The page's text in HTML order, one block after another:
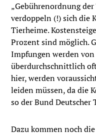
„Gebührenordnung
verdoppeln (!) sich die
Tierheime.
Prozent sind möglich.
Impfungen werden
überdurchschnittlich
hier, werden
leiden müssen, da die
so der Bund Deutscher
Dazu kommen noch